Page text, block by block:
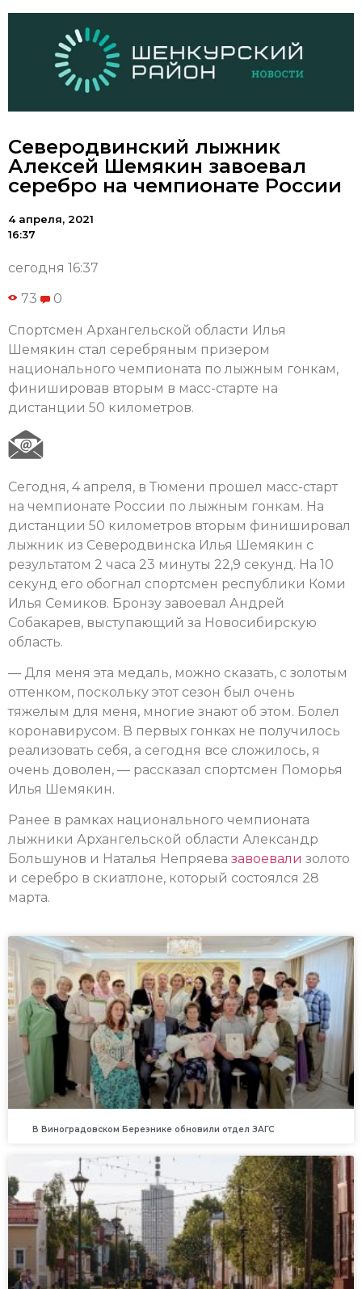
Северодвинский лыжник
Алексей Шемякин завоевал
серебро на чемпионате России
4 апреля, 2021
16:37
сегодня 16:37
73 0
Спортсмен Архангельской области Илья
Шемякин стал серебряным призером
национального чемпионата по лыжным гонкам,
финишировав вторым в масс-старте на
дистанции 50 километров.
Сегодня, 4 апреля, в Тюмени прошел масс-старт
на чемпионате России по лыжным гонкам. На
дистанции 50 километров вторым финишировал
лыжник из Северодвинска Илья Шемякин с
результатом 2 часа 23 минуты 22,9 секунд. На 10
секунд его обогнал спортсмен республики Коми
Илья Семиков. Бронзу завоевал Андрей
Собакарев, выступающий за Новосибирскую
область.
— Для меня эта медаль, можно сказать, с золотым
оттенком, поскольку этот сезон был очень
тяжелым для меня, многие знают об этом. Болел
коронавирусом. В первых гонках не получилось
реализовать себя, а сегодня все сложилось, я
очень доволен, — рассказал спортсмен Поморья
Илья Шемякин.
Ранее в рамках национального чемпионата
лыжники Архангельской области Александр
Большунов и Наталья Непряева завоевали золото
и серебро в скиатлоне, который состоялся 28
марта.
В Виноградовском Березнике обновили отдел ЗАГС